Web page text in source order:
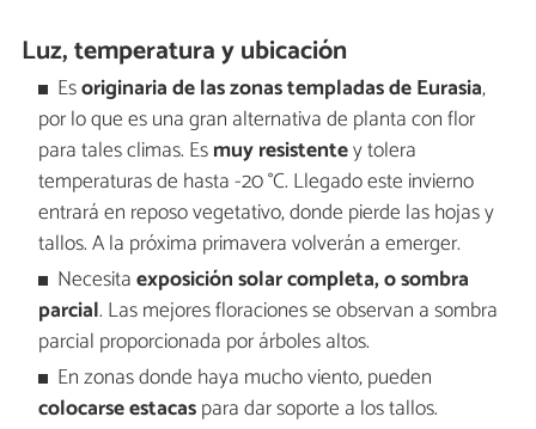
Luz, temperatura y ubicación
Esoriginaria de las zonas templadas de Eurasia,
por lo que es una gran alternativa de planta con flor
para tales climas. Esmuy resistentey tolera
temperaturas de hasta -20 °C. Llegado este invierno
entrará en reposo vegetativo, donde pierde las hojas y
tallos. A la próxima primavera volverán a emerger.
Necesitaexposición solar completa, o sombra
parcial. Las mejores floraciones se observan a sombra
parcial proporcionada por árboles altos.
En zonas donde haya mucho viento, pueden
colocarse estacaspara dar soporte a los tallos.